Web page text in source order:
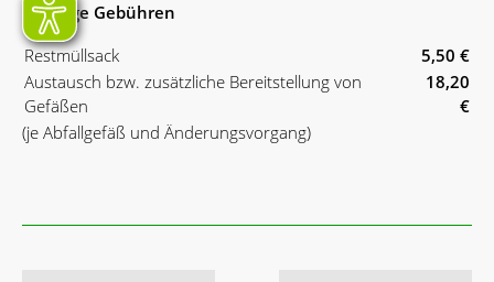
Sonstige Gebühren
Restmüllsack
5,50 €
Austausch bzw. zusätzliche Bereitstellung von
Gefäßen
18,20
€
(je Abfallgefäß und Änderungsvorgang)